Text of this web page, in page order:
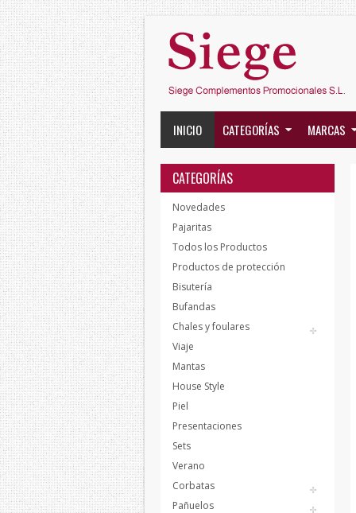
INICIO CATEGORÍAS MARCAS
CATEGORÍAS
Novedades
Pajaritas
Todos los Productos
Productos de protección
Bisutería
Bufandas
Chales y foulares
Viaje
Mantas
House Style
Piel
Presentaciones
Sets
Verano
Corbatas
Pañuelos